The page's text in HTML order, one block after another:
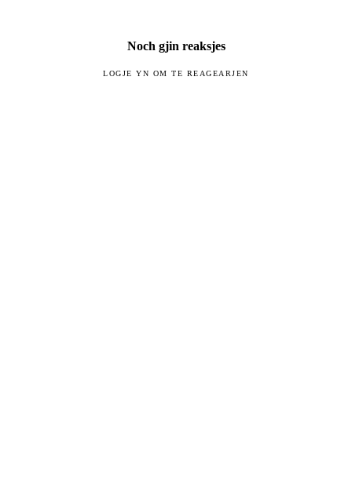
Noch gjin reaksjes
LOGJE YN OM TE REAGEARJEN